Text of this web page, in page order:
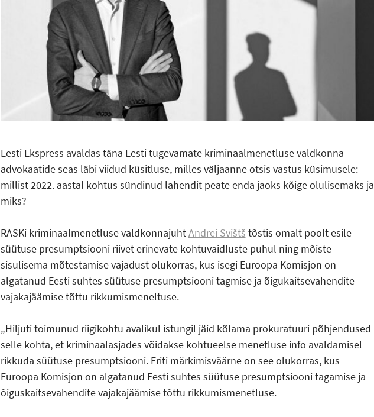
Eesti Ekspress avaldas täna Eesti tugevamate kriminaalmenetluse valdkonna
advokaatide seas läbi viidud küsitluse, milles väljaanne otsis vastus küsimusele:
millist 2022. aastal kohtus sündinud lahendit peate enda jaoks kõige olulisemaks ja
miks?
RASKi kriminaalmenetluse valdkonnajuhtAndrei Svišt tõstis omalt poolt esile
süütuse presumptsiooni riivet erinevate kohtuvaidluste puhul ning mõiste
sisulisema mõtestamise vajadust olukorras, kus isegi Euroopa Komisjon on
algatanud Eesti suhtes süütuse presumptsiooni tagmise ja õigukaitsevahendite
vajakajäämise tõttu rikkumismeneltuse.
Hiljuti toimunud riigikohtu avalikul istungil jäid kõlama prokuratuuri põhjendused
selle kohta, et kriminaalasjades võidakse kohtueelse menetluse info avaldamisel
rikkuda süütuse presumptsiooni. Eriti märkimisväärne on see olukorras, kus
Euroopa Komisjon on algatanud Eesti suhtes süütuse presumptsiooni tagamise ja
õiguskaitsevahendite vajakajäämise tõttu rikkumismenetluse.